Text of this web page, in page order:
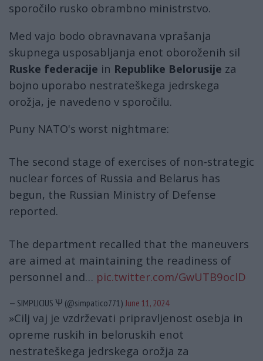
sporočilo rusko obrambno ministrstvo.
Med vajo bodo obravnavana vprašanja
skupnega usposabljanja enot oboroženih sil
Ruske federacije in Republike Belorusije za
bojno uporabo nestrateškega jedrskega
orožja, je navedeno v sporočilu.
Puny NATO's worst nightmare:
The second stage of exercises of non-strategic
nuclear forces of Russia and Belarus has
begun, the Russian Ministry of Defense
reported.
The department recalled that the maneuvers
are aimed at maintaining the readiness of
personnel and… pic.twitter.com/GwUTB9oclD
— SIMPLICIUS Ѱ (@simpatico771) June 11, 2024
»Cilj vaj je vzdrževati pripravljenost osebja in
opreme ruskih in beloruskih enot
nestrateškega jedrskega orožja za